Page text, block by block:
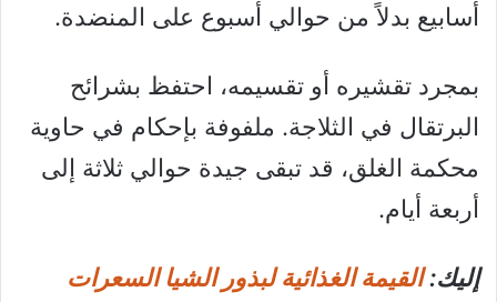
أسابيع بدلاً من حوالي أسبوع على المنضدة.
بمجرد تقشيره أو تقسيمه، احتفظ بشرائح
البرتقال في الثلاجة. ملفوفة بإحكام في حاوية
محكمة الغلق، قد تبقى جيدة حوالي ثلاثة إلى
أربعة أيام.
إليك: القيمة الغذائية لبذور الشيا السعرات